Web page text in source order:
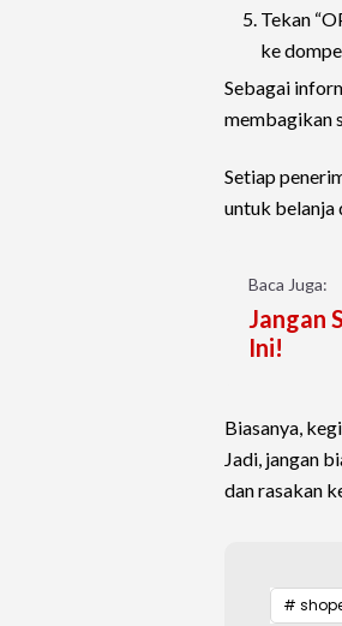
Tekan
ke
Sebagai
membagikan
Setiap
untuk belanja
Baca Juga:
Jangan
Ini!
Biasanya,
Jadi, jangan
dan rasakan
#